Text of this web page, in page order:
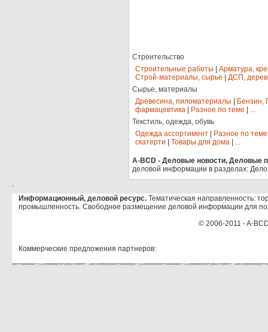
Строительство
Строительные работы
Арматура,
Строй-материалы, сырье
ДСП,
Сырье, материалы
Древесина, пиломатериалы
Бензин,
фармацевтика
Разное по теме
...
Текстиль, одежда, обувь
Одежда ассортимент
Разное по теме
скатерти
Товары для дома ...
A-BCD - Деловые новости, Деловые
деловой информации в разделах:
.
Информационный, деловой ресурс. Тематическая направленность:
промышленность. Свободное размещение деловой информации для
© 2006-2011 - A-
Коммерческие предложения партнеров: